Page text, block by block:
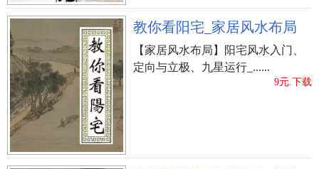
教你看阳宅_家居风水布局
【家居风水布局】阳宅风水入门、
定向与立极、九星运行_......
9元.下载